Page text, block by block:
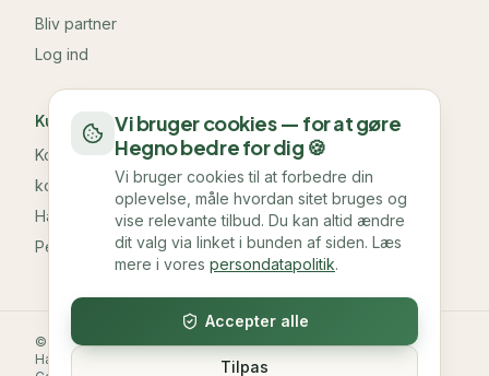
Bliv partner
Log ind
Kundeservice & information
Kontakt os
kontakt@hegno.dk
Handelsbetingelser
Persondatapolitik
© 2026Hegno. Alle rettigheder forbeholdes.
Handelsbetingelser
Persondatapolitik
Vi bruger cookies — for at gøre
Hegno bedre for dig 🍪
Vi bruger cookies til at forbedre din
oplevelse, måle hvordan sitet bruges og
vise relevante tilbud. Du kan altid ændre
dit valg via linket i bunden af siden. Læs
mere i vores persondatapolitik.
Tilpas
Accepter alle